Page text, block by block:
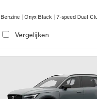
Benzine | Onyx Black | 7-speed Dual
Vergelijken